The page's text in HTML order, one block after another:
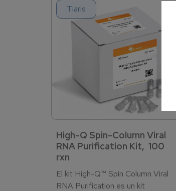
Tiaris
High-Q Spin-Column Viral
RNA Purification Kit, 100
rxn
El kit High-Q™ Spin Column Viral
RNA Purification es un kit